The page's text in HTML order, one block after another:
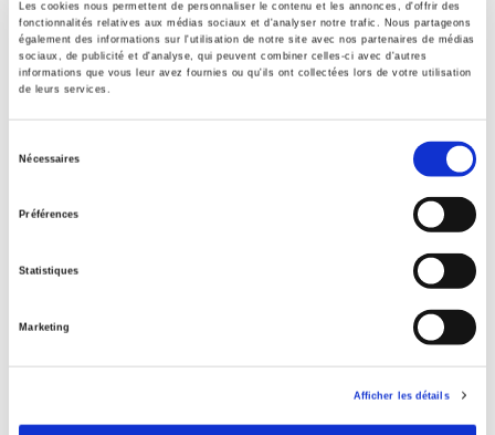
Les cookies nous permettent de personnaliser le contenu et les annonces, d'offrir des
fonctionnalités relatives aux médias sociaux et d'analyser notre trafic. Nous partageons
également des informations sur l'utilisation de notre site avec nos partenaires de médias
sociaux, de publicité et d'analyse, qui peuvent combiner celles-ci avec d'autres
informations que vous leur avez fournies ou qu'ils ont collectées lors de votre utilisation
de leurs services.
Nécessaires
Préférences
Statistiques
Marketing
Afficher les détails
Presse
Spécifications
Éditeur
Auteur
Collection
Langue
Emploi - chômage